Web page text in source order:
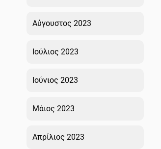
Αύγουστος 2023
Ιούλιος 2023
Ιούνιος 2023
Μάιος 2023
Απρίλιος 2023